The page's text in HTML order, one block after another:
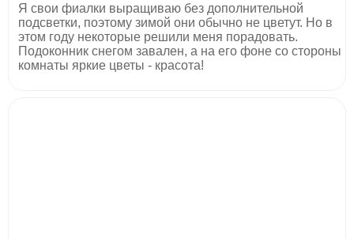
Я свои фиалки выращиваю без дополнительной
подсветки, поэтому зимой они обычно не цветут. Но в
этом году некоторые решили меня порадовать.
Подоконник снегом завален, а на его фоне со стороны
комнаты яркие цветы - красота!